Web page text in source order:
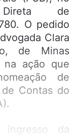
de
O pedido
Clara
de Minas
na ação que
de
Contas do
da